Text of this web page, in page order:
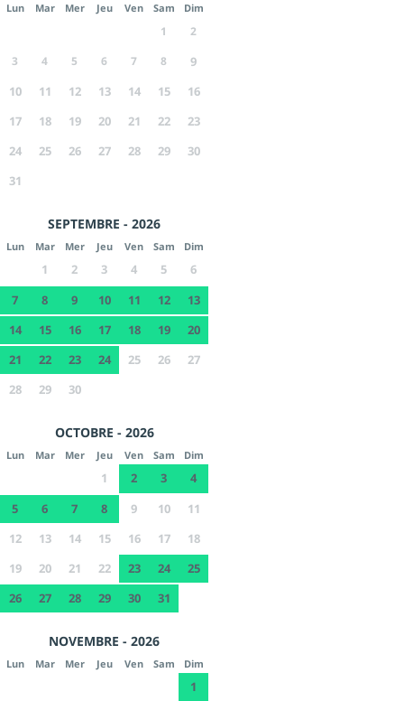
Lun Mar Mer Jeu Ven Sam Dim
1
2
3
4 5 6 7 8
9
10
11 12 13 14 15
16
17
18 19 20 21 22
23
24
25 26 27 28 29
30
31
SEPTEMBRE - 2026
Lun Mar Mer Jeu Ven Sam Dim
1 2 3 4 5
6
7
8 9 10 11 12
13
14
15 16 17 18 19
20
21
22 23 24 25 26
27
28
29 30
OCTOBRE - 2026
Lun Mar Mer Jeu Ven Sam Dim
1 2 3
4
5
6 7 8 9 10
11
12
13 14 15 16 17
18
19
20 21 22 23 24
25
26
27 28 29 30 31
NOVEMBRE - 2026
Lun Mar Mer Jeu Ven Sam Dim
1